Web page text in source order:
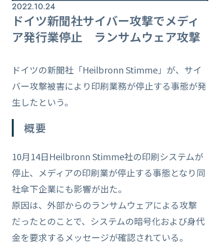
2022.10.24
ドイツ新聞社サイバー攻撃でメディ
ア発行業停止 ランサムウェア攻撃
ドイツの新聞社「Heilbronn Stimme」が、サイ
バー攻撃被害により印刷業務が停止する事態が発
生したという。
概要
10月14日Heilbronn Stimme社の印刷システムが
停止、メディアの印刷業が停止する事態となり同
社傘下企業にも影響が出た。
原因は、外部からのランサムウェアによる攻撃
だったとのことで、システムの暗号化および身代
金を要求するメッセージが確認されている。